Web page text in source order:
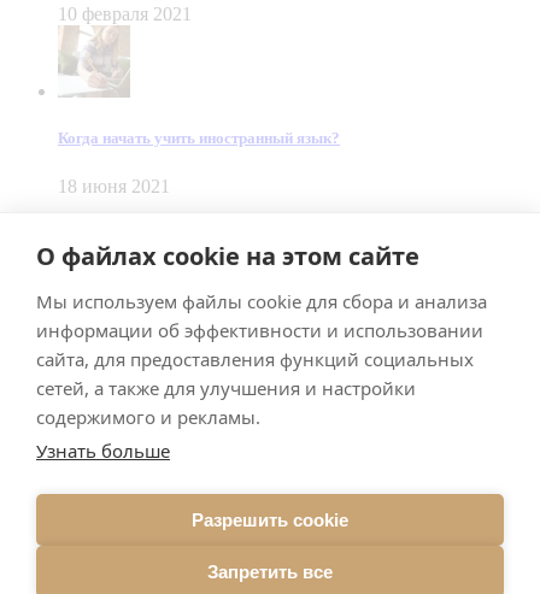
О файлах cookie на этом сайте
Мы используем файлы cookie для сбора и анализа
информации об эффективности и использовании
сайта, для предоставления функций социальных
сетей, а также для улучшения и настройки
содержимого и рекламы.
Узнать больше
Разрешить cookie
Запретить все
10 февраля 2021
Когда начать учить иностранный язык?
18 июня 2021
Made bySmart Team
ImpressumDatenschutz
Подписывайтесь на меня в Телеграм
Подписаться
Брачное агентство в Германии